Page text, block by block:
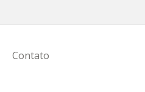
Contato